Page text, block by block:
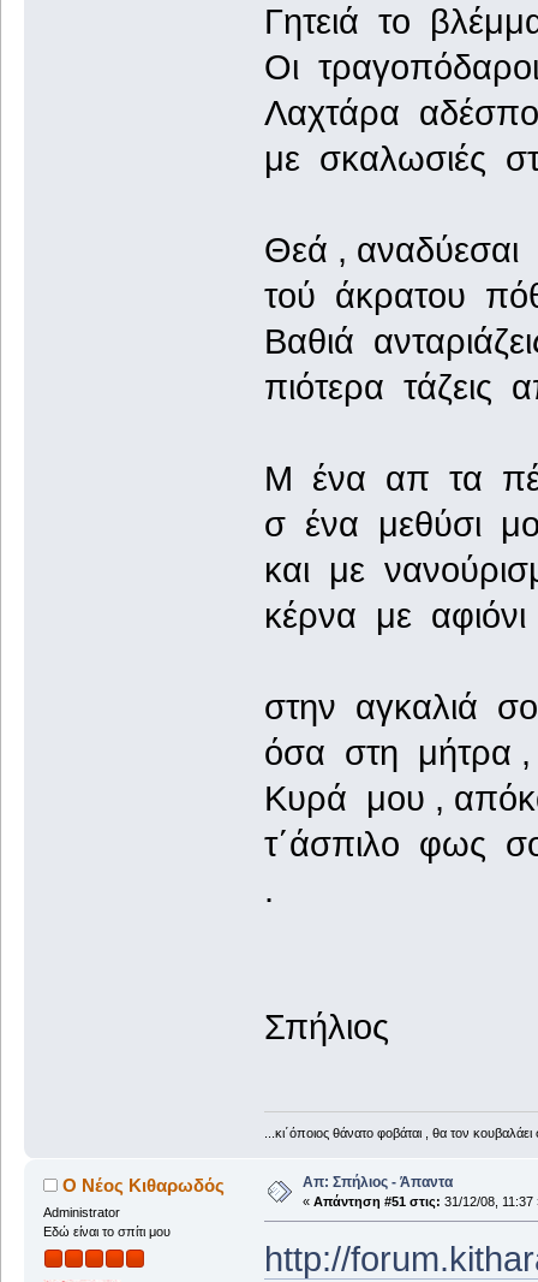
Γητειά το
Οι
Λαχτάρα
με σκαλωσιές
Θεά ,
τού άκρατου
Βαθιά
πιότερα
Μ ένα απ τα
σ ένα μεθύσι
και με
κέρνα με
στην αγκαλιά
όσα στη μήτρα
Κυρά μου ,
τ΄άσπιλο φως
.
Σπήλιος
...κι΄όποιος θάνατο φοβάται , θα τον
Ο Νέος Κιθαρωδός
Administrator
Εδώ είναι το σπίτι μου
Απ: Σπήλιος - Άπαντα
« Απάντηση #51 στις: 31/12/08, 11:37
http://